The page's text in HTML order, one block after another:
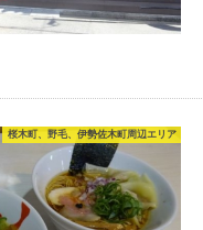
桜木町、野毛、伊勢佐木町周辺エリア